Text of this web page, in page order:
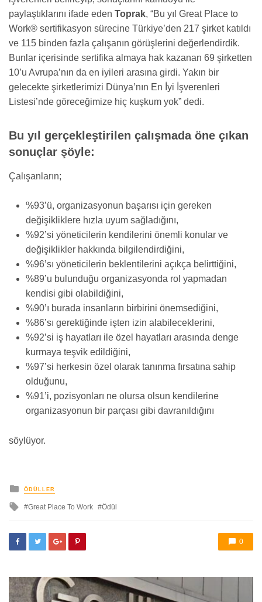
paylaştıklarını ifade eden Toprak, “Bu yıl Great Place to
Work® sertifikasyon sürecine Türkiye’den 217 şirket katıldı
ve 115 binden fazla çalışanın görüşlerini değerlendirdik.
Bunlar içerisinde sertifika almaya hak kazanan 69 şirketten
10’u Avrupa’nın da en iyileri arasına girdi. Yakın bir
gelecekte şirketlerimizi Dünya’nın En İyi İşverenleri
Listesi’nde göreceğimize hiç kuşkum yok” dedi.
Bu yıl gerçekleştirilen çalışmada öne çıkan
sonuçlar şöyle:
Çalışanların;
%93’ü, organizasyonun başarısı için gereken
değişikliklere hızla uyum sağladığını,
%92’si yöneticilerin kendilerini önemli konular ve
değişiklikler hakkında bilgilendirdiğini,
%96’sı yöneticilerin beklentilerini açıkça belirttiğini,
%89’u bulunduğu organizasyonda rol yapmadan
kendisi gibi olabildiğini,
%90’ı burada insanların birbirini önemsediğini,
%86’sı gerektiğinde işten izin alabileceklerini,
%92’si iş hayatları ile özel hayatları arasında denge
kurmaya teşvik edildiğini,
%97’si herkesin özel olarak tanınma fırsatına sahip
olduğunu,
%91’i, pozisyonları ne olursa olsun kendilerine
organizasyonun bir parçası gibi davranıldığını
söylüyor.
yayınlanan
ÖDÜLLER
ileGreat Place To Work Ödül
0